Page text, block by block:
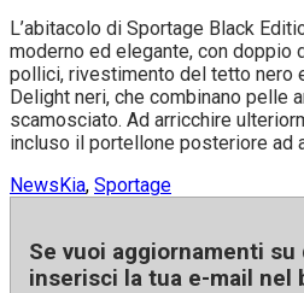
L’abitacolo di Sportage Black
moderno ed elegante, con doppio
pollici, rivestimento del tetto nero
Delight neri, che combinano pelle
scamosciato. Ad arricchire
incluso il portellone posteriore ad
News Kia, Sportage
Se vuoi aggiornamenti su
inserisci la tua e-mail nel